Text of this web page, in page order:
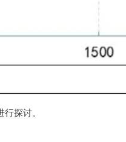
探讨。